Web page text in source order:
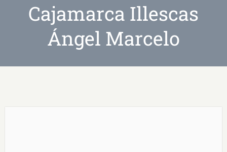
Cajamarca Illescas
Ángel Marcelo